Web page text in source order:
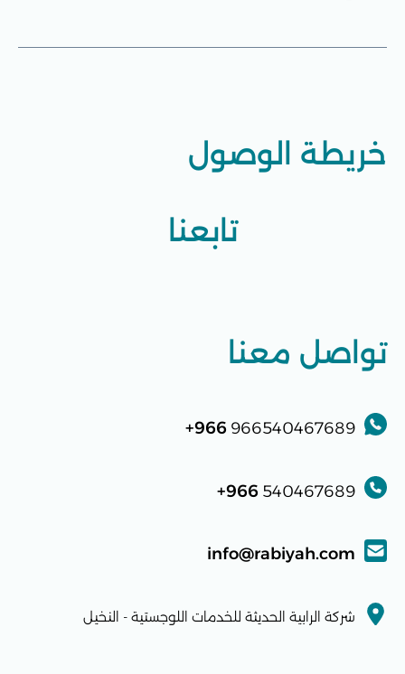
تواصل معنا
966540467689
966+
540467689
966+
info@rabiyah.com
شركة الرابية الحديثة للخدمات اللوجستية - النخيل
تابعنا
خريطة الوصول